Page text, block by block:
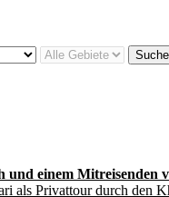
und einem
als Privattour durch den